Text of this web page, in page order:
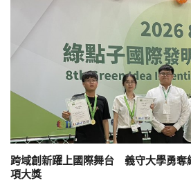
跨域創新躍上國際舞台 義守大學勇奪
項大獎